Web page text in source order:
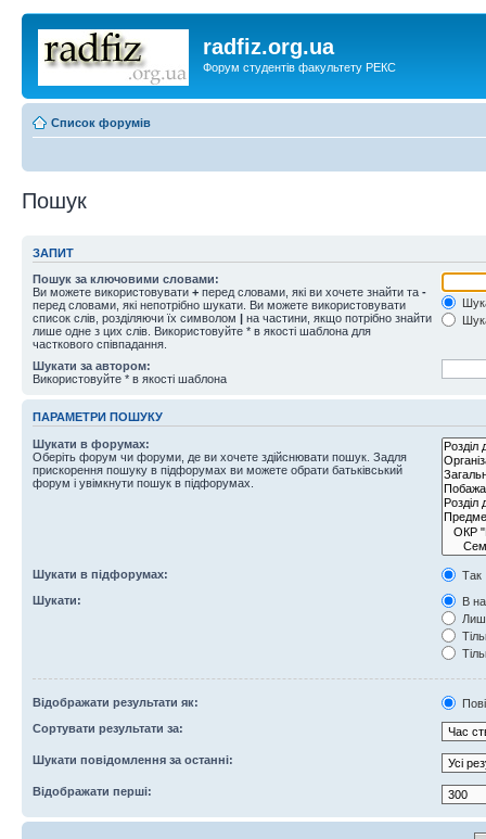
radfiz.org.ua
Форум студентів факультету РЕКС
Список форумів
Пошук
ЗАПИТ
Пошук за ключовими словами:
Ви можете використовувати + перед словами, які ви хочете знайти та -
перед словами, які непотрібно шукати. Ви можете використовувати
список слів, розділяючи їх символом | на частини, якщо потрібно знайти
лише одне з цих слів. Використовуйте * в якості шаблона для
часткового співпадання.
Шукати за автором:
Використовуйте * в якості шаблона
ПАРАМЕТРИ ПОШУКУ
Шукати в форумах:
Оберіть форум чи форуми, де ви хочете здійснювати пошук. Задля
прискорення пошуку в підфорумах ви можете обрати батьківський
форум і увімкнути пошук в підфорумах.
Шукати в підфорумах:
Так
Шукати:
В
Відображати результати як:
Сортувати результати за:
Шукати повідомлення за останні:
Відображати перші: